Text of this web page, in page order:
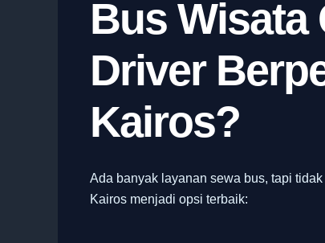
Bus Wisata
Driver
Kairos?
Ada banyak layanan sewa bus, tapi
Kairos menjadi opsi terbaik: